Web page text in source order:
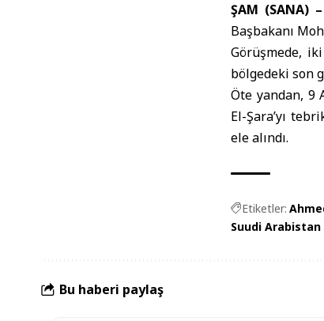
ŞAM (SANA) –
Başbakanı
Görüşmede,
bölgedeki son
Öte yandan, 9
El-Şara’yı
ele alındı.
Etiketler:
Suudi Arabistan
Bu haberi paylaş